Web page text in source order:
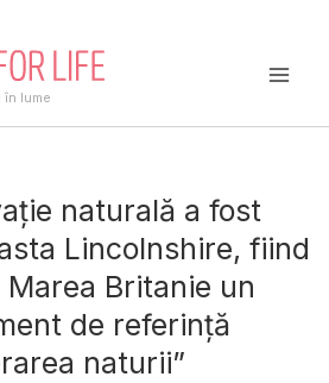
în lume
naturală a fost
Lincolnshire, fiind
Britanie un
de referință
naturii”